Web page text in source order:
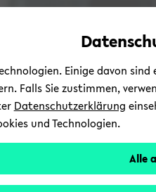
Einige davon
Falls Sie zustimmen,
Datenschutzerklärung
und Technologien.
Alle